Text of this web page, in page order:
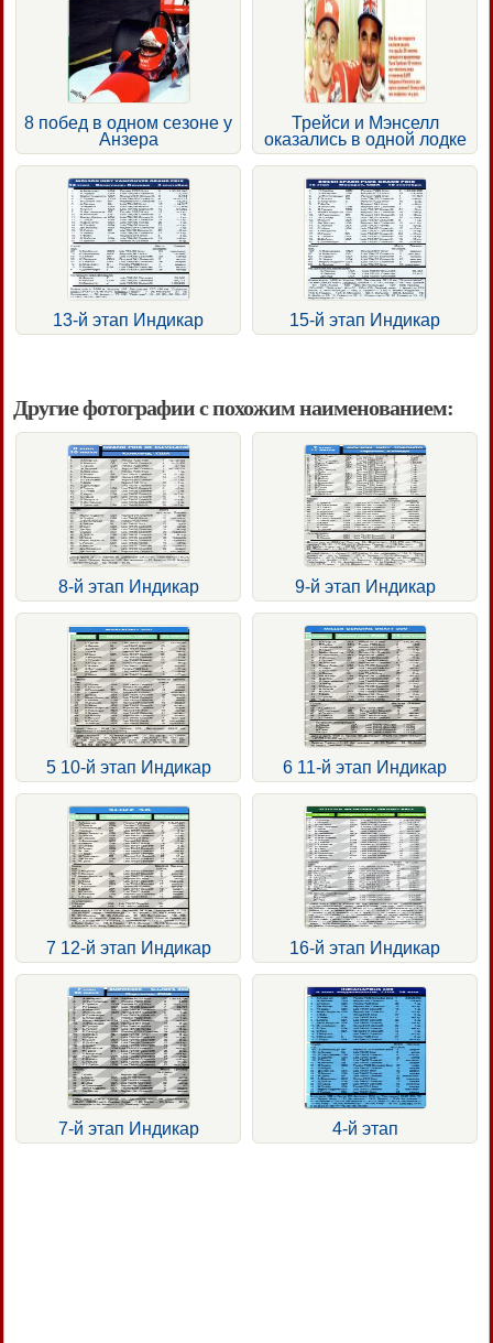
8 побед в одном сезоне у
Анзера
Трейси и Мэнселл
оказались в одной лодке
13-й этап Индикар 15-й этап Индикар
Другие фотографии с похожим наименованием:
8-й этап Индикар 9-й этап Индикар
5 10-й этап Индикар 6 11-й этап Индикар
7 12-й этап Индикар 16-й этап Индикар
7-й этап Индикар 4-й этап